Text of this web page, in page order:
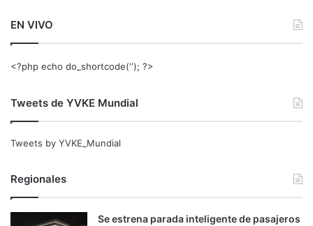
EN VIVO
<?php echo do_shortcode(‘‘); ?>
Tweets de YVKE Mundial
Tweets by YVKE_Mundial
Regionales
Se estrena parada inteligente de pasajeros